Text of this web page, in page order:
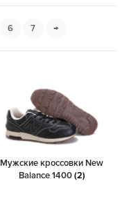
6 7 →
Мужские кроссовки New
Balance 1400(2)